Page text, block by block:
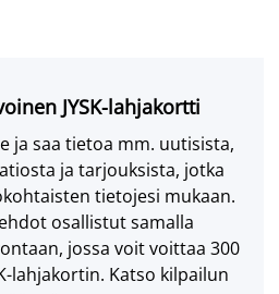
JYSK-lahjakortti
ja saa tietoa mm. uutisista,
ja tarjouksista, jotka
tietojesi mukaan.
osallistut samalla
jossa voit voittaa 300
lahjakortin. Katso kilpailun